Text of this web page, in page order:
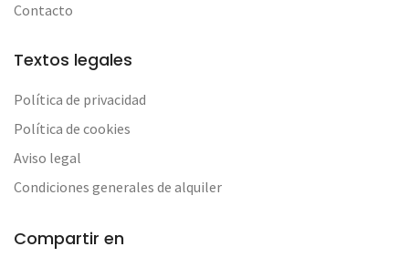
Contacto
Textos legales
Política de privacidad
Política de cookies
Aviso legal
Condiciones generales de alquiler
Compartir en